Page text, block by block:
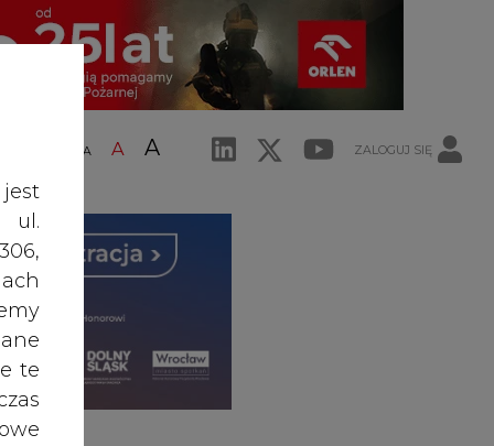
A A A ZALOGUJ SIĘ
ul.
te